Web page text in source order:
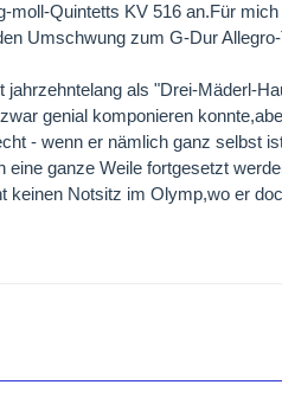
moll-Quintetts KV 516 an.Für
Umschwung zum G-Dur
als "Drei-Mäderl-
genial komponieren
- wenn er nämlich ganz selbst
ganze Weile fortgesetzt
keinen Notsitz im Olymp,wo er